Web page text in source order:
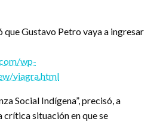
que Gustavo Petro vaya a ingresar
wp-
viagra.html
Social Indígena”, precisó, a
situación en que se